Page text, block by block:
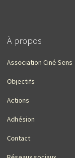
À propos
Association Ciné Sens
Objectifs
Actions
Adhésion
Contact